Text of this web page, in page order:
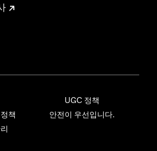
책
UGC 정책
안전이 우선입니다.